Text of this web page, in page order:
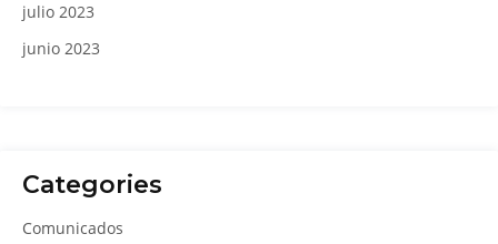
julio 2023
junio 2023
Categories
Comunicados